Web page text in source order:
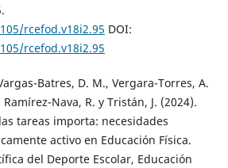
rcefod.v18i2.95 DOI:
rcefod.v18i2.95
Batres, D. M., Vergara-Torres, A.
Ramírez-Nava, R. y Tristán, J. (2024).
tareas importa: necesidades
activo en Educación Física.
del Deporte Escolar, Educación